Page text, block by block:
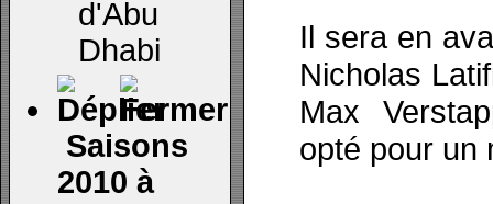
d'Abu
Dhabi
Saisons
2010 à
Il sera en
Nicholas
Max
opté pour un